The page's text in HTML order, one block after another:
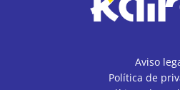
Aviso
Política de